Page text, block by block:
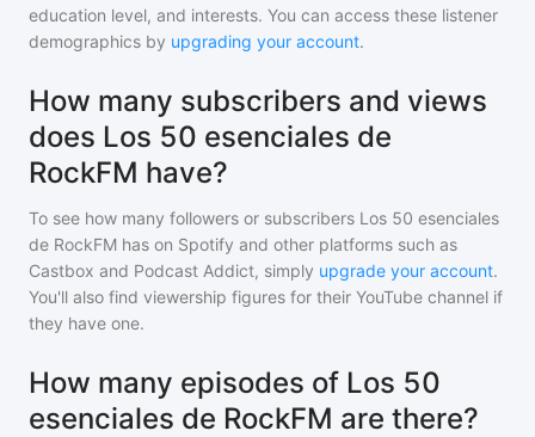
education level, and interests. You can access these listener
demographics by upgrading your account.
How many subscribers and views
does Los 50 esenciales de
RockFM have?
To see how many followers or subscribers Los 50 esenciales
de RockFM has on Spotify and other platforms such as
Castbox and Podcast Addict, simply upgrade your account.
You'll also find viewership figures for their YouTube channel if
they have one.
How many episodes of Los 50
esenciales de RockFM are there?